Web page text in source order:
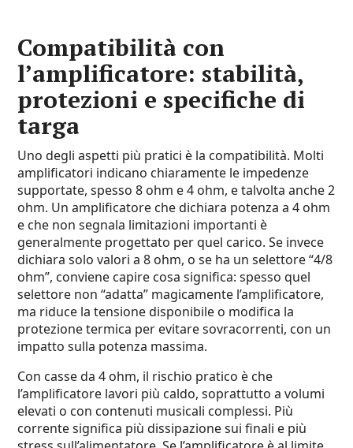
Compatibilità con
l’amplificatore: stabilità,
protezioni e specifiche di
targa
Uno degli aspetti più pratici è la compatibilità. Molti
amplificatori indicano chiaramente le impedenze
supportate, spesso 8 ohm e 4 ohm, e talvolta anche 2
ohm. Un amplificatore che dichiara potenza a 4 ohm
e che non segnala limitazioni importanti è
generalmente progettato per quel carico. Se invece
dichiara solo valori a 8 ohm, o se ha un selettore “4/8
ohm”, conviene capire cosa significa: spesso quel
selettore non “adatta” magicamente l’amplificatore,
ma riduce la tensione disponibile o modifica la
protezione termica per evitare sovracorrenti, con un
impatto sulla potenza massima.
Con casse da 4 ohm, il rischio pratico è che
l’amplificatore lavori più caldo, soprattutto a volumi
elevati o con contenuti musicali complessi. Più
corrente significa più dissipazione sui finali e più